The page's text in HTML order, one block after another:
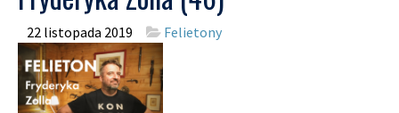
22 listopada 2019 Felietony